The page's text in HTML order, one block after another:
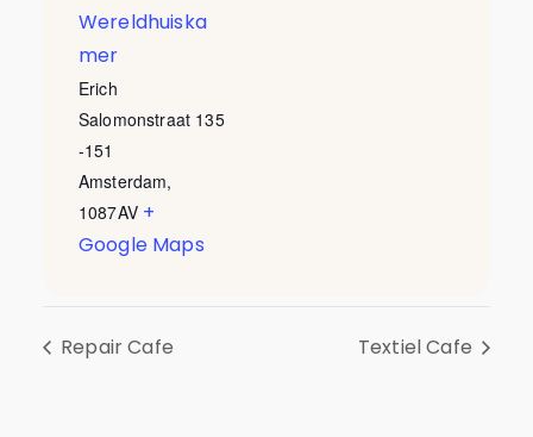
Wereldhuiska
mer
Erich
Salomonstraat 135
-151
Amsterdam,
1087AV +
Google Maps
Repair Cafe Textiel Cafe